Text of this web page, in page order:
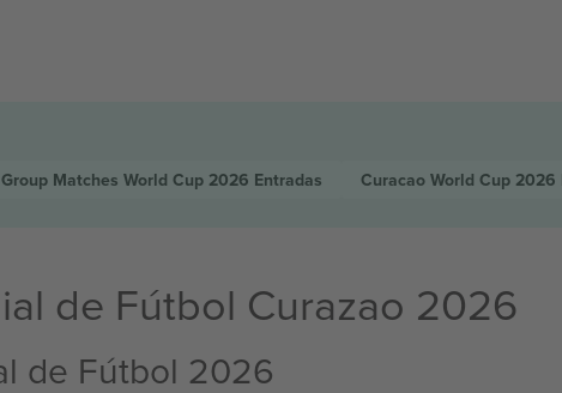
Matches World Cup 2026 Entradas Curacao World Cup 2026
de Fútbol Curazao 2026
de Fútbol 2026